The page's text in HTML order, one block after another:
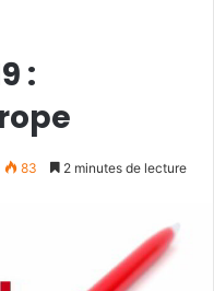
:
83 2 minutes de lecture